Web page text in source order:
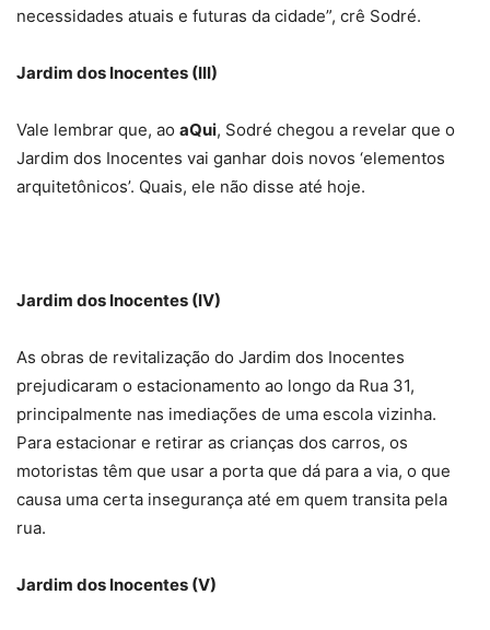
necessidades atuais e futuras da cidade”, crê Sodré.
Jardim dos Inocentes (III)
Vale lembrar que, ao aQui, Sodré chegou a revelar que o
Jardim dos Inocentes vai ganhar dois novos ‘elementos
arquitetônicos’. Quais, ele não disse até hoje.
Jardim dos Inocentes (IV)
As obras de revitalização do Jardim dos Inocentes
prejudicaram o estacionamento ao longo da Rua 31,
principalmente nas imediações de uma escola vizinha.
Para estacionar e retirar as crianças dos carros, os
motoristas têm que usar a porta que dá para a via, o que
causa uma certa insegurança até em quem transita pela
rua.
Jardim dos Inocentes (V)